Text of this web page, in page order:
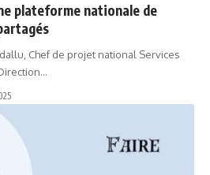
plateforme nationale de
Chef de projet national Services